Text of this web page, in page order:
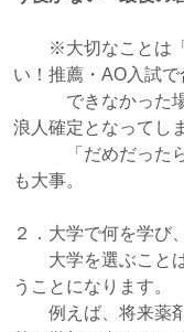
※大切なことは「
い！推薦・AO入試で
できなかった場合
浪人確定となってし
「だめだったら
も大事。
２．大学で何を学び
大学を選ぶことは
うことになります。
例えば、将来薬剤